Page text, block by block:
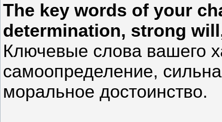
The key words of your
determination, strong
Ключевые слова вашего
самоопределение,
моральное достоинство.